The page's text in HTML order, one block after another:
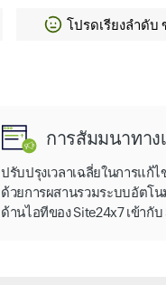
โปรดเรียงลำดั
การสัมมนาทาง
ปรับปรุงเวลาเฉลี่ยในการแก้ไ
ด้วยการผสานรวมระบบอัตโ
ด้านไอทีของ Site24x7 เข้ากับ